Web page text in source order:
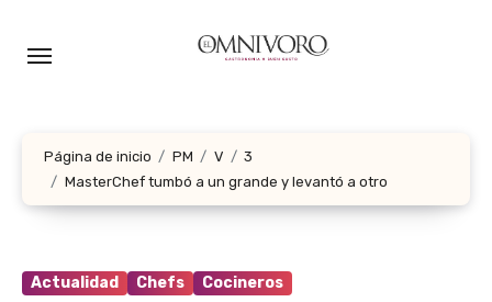
Página de inicio PM V
3
MasterChef tumbó a un grande y levantó a otro
Actualidad Chefs Cocineros